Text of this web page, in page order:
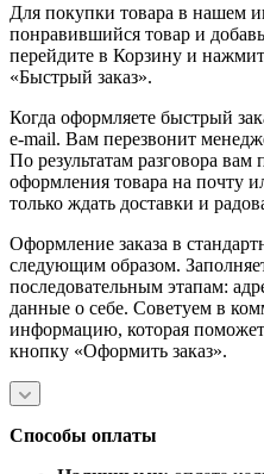
Для покупки товара в нашем
понравившийся товар и
перейдите в Корзину и
«Быстрый заказ».
Когда оформляете быстрый
e-mail. Вам перезвонит
По результатам разговора
оформления товара на почту
только ждать доставки и
Оформление заказа в
следующим образом.
последовательным этапам:
данные о себе. Советуем в
информацию, которая
кнопку «Оформить заказ».
Способы оплаты